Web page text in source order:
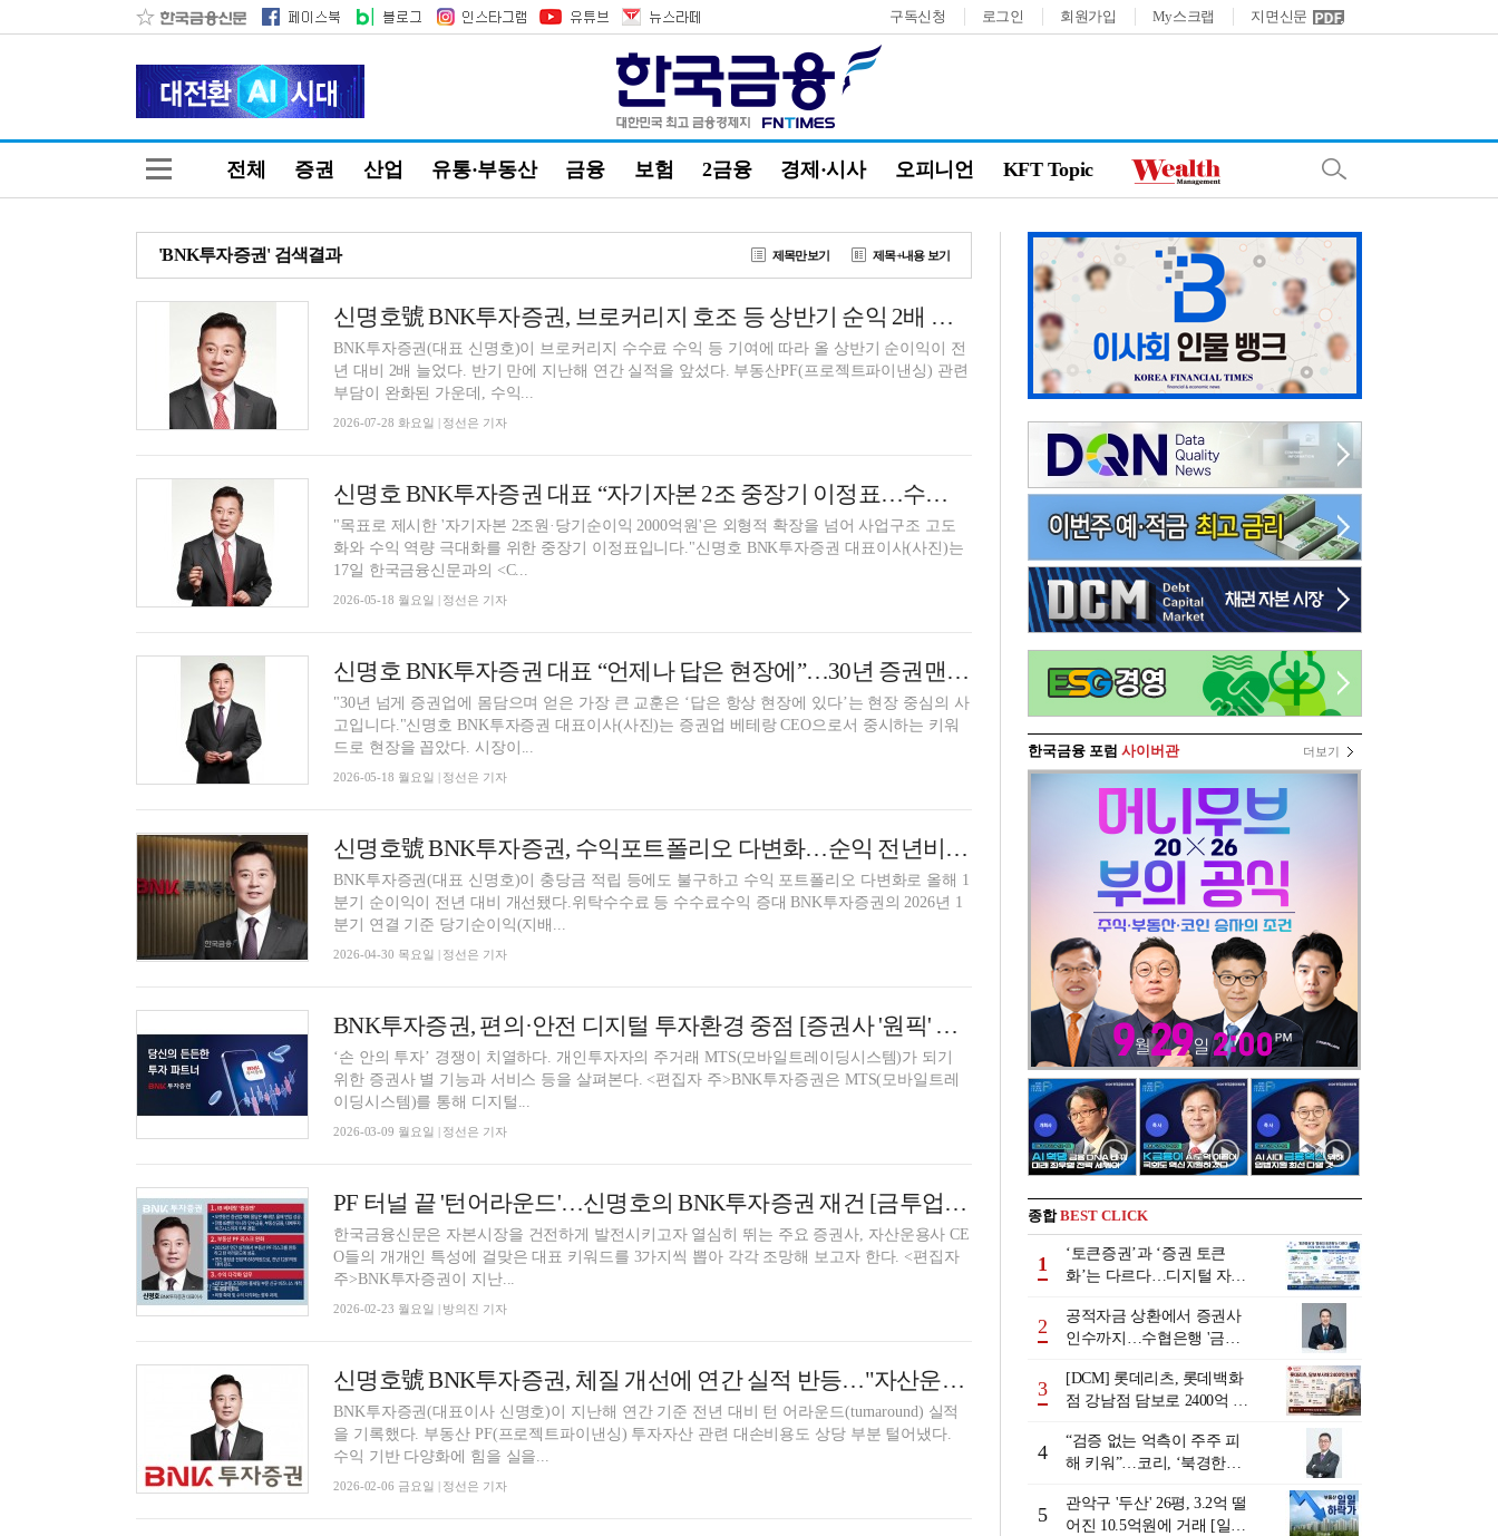
구독신청 로그인 회원가입 My스크랩 지면신문
전체 증권 산업 유통·부동산 금융 보험 2금융 경제·시사 오피니언 KFT Topic
'BNK투자증권' 검색결과 제목만보기 제목+내용 보기
신명호號 BNK투자증권, 브로커리지 호조 등 상반기 순익 2배 증가…충당금 전입액↓ [금융사 2026 상반기 실적]
BNK투자증권(대표 신명호)이 브로커리지 수수료 수익 등 기여에 따라 올 상반기 순이익이 전
년 대비 2배 늘었다. 반기 만에 지난해 연간 실적을 앞섰다. 부동산PF(프로젝트파이낸싱) 관련
부담이 완화된 가운데, 수익...
2026-07-28 화요일 | 정선은 기자
신명호 BNK투자증권 대표 “자기자본 2조 중장기 이정표…수익 역량 극대화”
"목표로 제시한 '자기자본 2조원·당기순이익 2000억원'은 외형적 확장을 넘어 사업구조 고도
화와 수익 역량 극대화를 위한 중장기 이정표입니다."신명호 BNK투자증권 대표이사(사진)는
17일 한국금융신문과의 <C...
2026-05-18 월요일 | 정선은 기자
신명호 BNK투자증권 대표 “언제나 답은 현장에”…30년 증권맨의 키워드
"30년 넘게 증권업에 몸담으며 얻은 가장 큰 교훈은 ‘답은 항상 현장에 있다’는 현장 중심의 사
고입니다."신명호 BNK투자증권 대표이사(사진)는 증권업 베테랑 CEO으로서 중시하는 키워
드로 현장을 꼽았다. 시장이...
2026-05-18 월요일 | 정선은 기자
신명호號 BNK투자증권, 수익포트폴리오 다변화…순익 전년비 63%↑[금융사 2026 1분기 실적]
BNK투자증권(대표 신명호)이 충당금 적립 등에도 불구하고 수익 포트폴리오 다변화로 올해 1
분기 순이익이 전년 대비 개선됐다.위탁수수료 등 수수료수익 증대 BNK투자증권의 2026년 1
분기 연결 기준 당기순이익(지배...
2026-04-30 목요일 | 정선은 기자
BNK투자증권, 편의·안전 디지털 투자환경 중점 [증권사 '원픽' MTS 대전]
‘손 안의 투자’ 경쟁이 치열하다. 개인투자자의 주거래 MTS(모바일트레이딩시스템)가 되기
위한 증권사 별 기능과 서비스 등을 살펴본다. <편집자 주>BNK투자증권은 MTS(모바일트레
이딩시스템)를 통해 디지털...
2026-03-09 월요일 | 정선은 기자
PF 터널 끝 '턴어라운드'…신명호의 BNK투자증권 재건 [금투업계 CEO열전 (44)]
한국금융신문은 자본시장을 건전하게 발전시키고자 열심히 뛰는 주요 증권사, 자산운용사 CE
O들의 개개인 특성에 걸맞은 대표 키워드를 3가지씩 뽑아 각각 조망해 보고자 한다. <편집자
주>BNK투자증권이 지난...
2026-02-23 월요일 | 방의진 기자
신명호號 BNK투자증권, 체질 개선에 연간 실적 반등…"자산운용·IB 등 수익 증대 중점" [금융사 2025 실적]
BNK투자증권(대표이사 신명호)이 지난해 연간 기준 전년 대비 턴 어라운드(turnaround) 실적
을 기록했다. 부동산 PF(프로젝트파이낸싱) 투자자산 관련 대손비용도 상당 부분 털어냈다.
수익 기반 다양화에 힘을 실을...
2026-02-06 금요일 | 정선은 기자
한국금융 포럼 사이버관 더보기
종합BEST CLICK
1
‘토큰증권’과 ‘증권 토큰
화’는 다르다…디지털 자본
2
공적자금 상환에서 증권사
인수까지…수협은행 '금융
행 금융그룹의 꿈①]
3
[DCM] 롯데리츠, 롯데백화
점 강남점 담보로 2400억 조
4
“검증 없는 억측이 주주 피
해 키워”…코리, ‘북경한미
5
관악구 '두산' 26평, 3.2억 떨
어진 10.5억원에 거래 [일일